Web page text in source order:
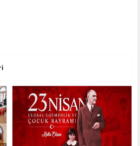
ARIYOR!”